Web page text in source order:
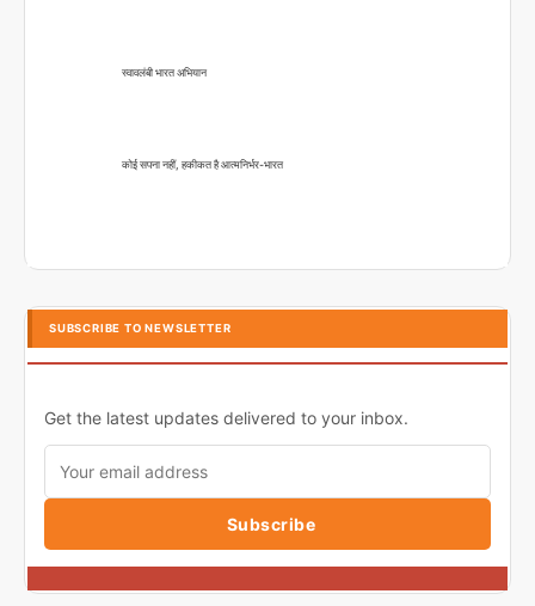
स्वावलंबी भारत अभियान
कोई सपना नहीं, हकीकत है आत्मनिर्भर-भारत
SUBSCRIBE TO NEWSLETTER
Get the latest updates delivered to your inbox.
Subscribe